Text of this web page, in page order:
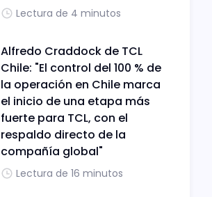
Lectura de 4 minutos
Alfredo Craddock de TCL
Chile: "El control del 100 % de
la operación en Chile marca
el inicio de una etapa más
fuerte para TCL, con el
respaldo directo de la
compañía global"
Lectura de 16 minutos